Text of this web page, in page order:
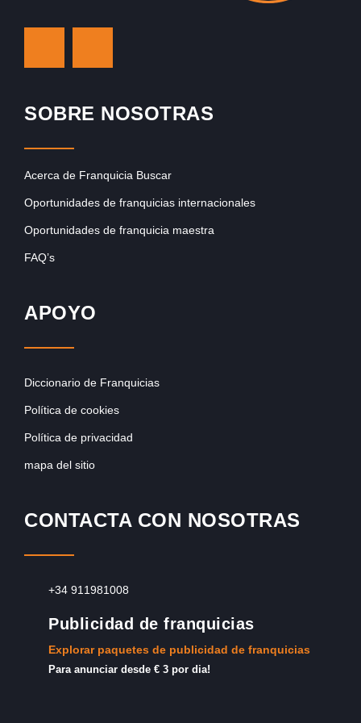
SOBRE NOSOTRAS
Acerca de Franquicia Buscar
Oportunidades de franquicias internacionales
Oportunidades de franquicia maestra
FAQ’s
APOYO
Diccionario de Franquicias
Política de cookies
Política de privacidad
mapa del sitio
CONTACTA CON NOSOTRAS
+34 911981008
Publicidad de franquicias
Explorar paquetes de publicidad de franquicias
Para anunciar desde € 3 por dia!